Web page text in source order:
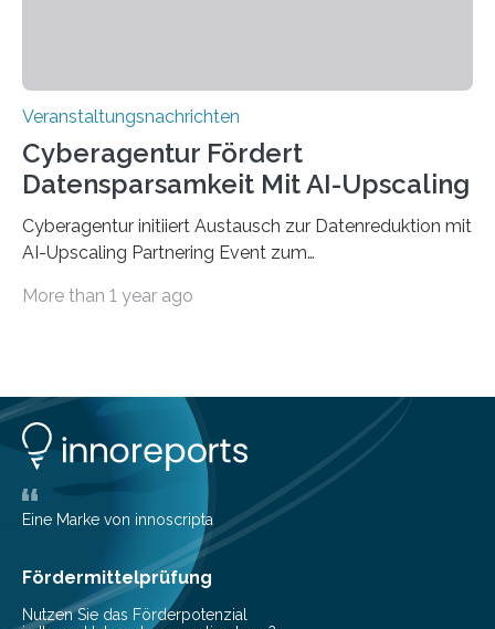
Veranstaltungsnachrichten
Cyberagentur Fördert
Datensparsamkeit Mit AI-Upscaling
Cyberagentur initiiert Austausch zur Datenreduktion mit
AI-Upscaling Partnering Event zum
innovative DatenverarbeitungDie Agentur für
Entwicklung von Technologien zur gezielten
Datenreduktion und Rekonstruktion in schwierigen
Kommunikationsumgebungen. Das Event dient der
Vernetzung potenzieller Forschungspartner und der
Vorbereitung der Programmausschreibung. Die
Cyberagentur organisiert am 25. März 2025, von 14:00
bis 16:00 Uhr, ein virtuelles Partnering Event zum
Forschungsprogramm „Datenrekonstruktion…
More than 1 year ago
Eine Marke von innoscripta
Fördermittelprüfung
Nutzen Sie das Förderpotenzial